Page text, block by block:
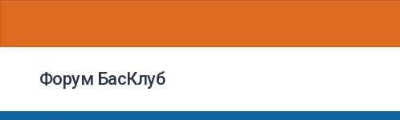
Форум БасКлуб